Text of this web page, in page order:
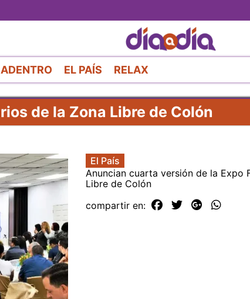
al
contenido
principal
EL PAÍS RELAX
de la Zona Libre de Colón
El País
Anuncian cuarta versión de la Expo
Libre de Colón
compartir en: